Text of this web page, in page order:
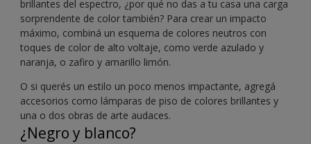
brillantes del espectro, ¿por qué no das a tu casa una carga
sorprendente de color también? Para crear un impacto
máximo, combiná un esquema de colores neutros con
toques de color de alto voltaje, como verde azulado y
naranja, o zafiro y amarillo limón.
O si querés un estilo un poco menos impactante, agregá
accesorios como lámparas de piso de colores brillantes y
una o dos obras de arte audaces.
¿Negro y blanco?